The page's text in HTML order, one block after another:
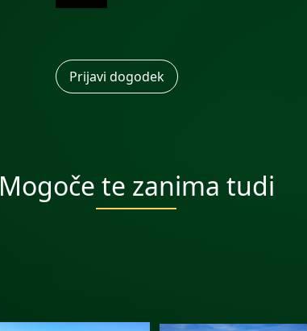
Prijavi dogodek
Mogoče te zanima tudi